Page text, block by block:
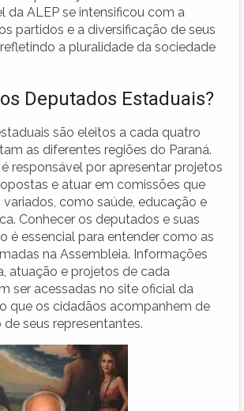
da ALEP se intensificou com a
partidos e a diversificação de seus
a pluralidade da sociedade
Deputados Estaduais?
são eleitos a cada quatro
as diferentes regiões do Paraná.
responsável por apresentar projetos
e atuar em comissões que
como saúde, educação e
Conhecer os deputados e suas
é essencial para entender como as
na Assembleia. Informações
atuação e projetos de cada
ser acessadas no site oficial da
que os cidadãos acompanhem de
seus representantes.